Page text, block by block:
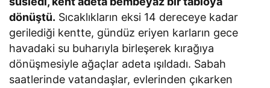
dönüştü. Sıcaklıkların eksi 14 dereceye kadar
gerilediği kentte, gündüz eriyen karların gece
havadaki su buharıyla birleşerek kırağıya
dönüşmesiyle ağaçlar adeta ışıldadı. Sabah
saatlerinde vatandaşlar, evlerinden çıkarken